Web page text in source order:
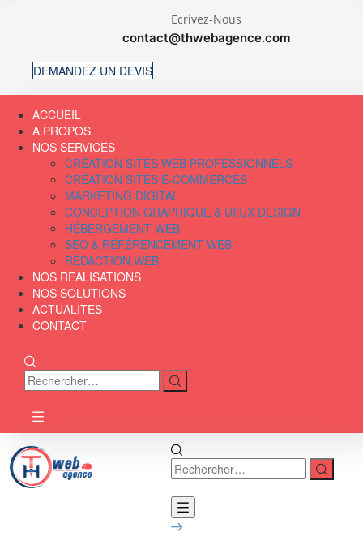
Ecrivez-Nous
contact@thwebagence.com
DEMANDEZ UN DEVIS
ACCUEIL
A PROPOS
NOS SERVICES
CRÉATION SITES WEB PROFESSIONNELS
CRÉATION SITES E-COMMERCES
MARKETING DIGITAL
CONCEPTION GRAPHIQUE & UI/UX DESIGN
HÉBERGEMENT WEB
SEO & RÉFÉRENCEMENT WEB
RÉDACTION WEB
NOS REALISATIONS
NOS SOLUTIONS
ACTUALITES
CONTACT